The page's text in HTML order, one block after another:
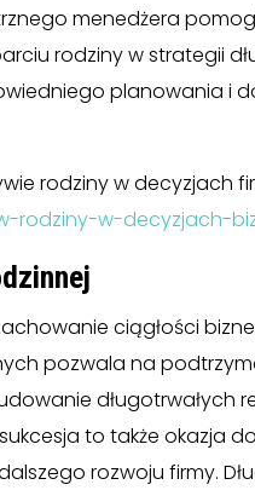
menedżera
rodziny w strategii
planowania i
rodziny w decyzjach
rodziny-w-decyzjach-
ciągłości
pozwala na
długotrwałych
to także okazja
rozwoju firmy.